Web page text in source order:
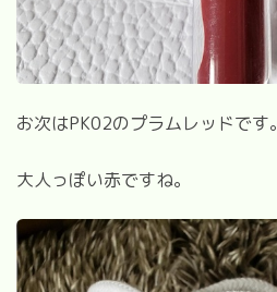
お次はPK02のプラムレッドです。
大人っぽい赤ですね。